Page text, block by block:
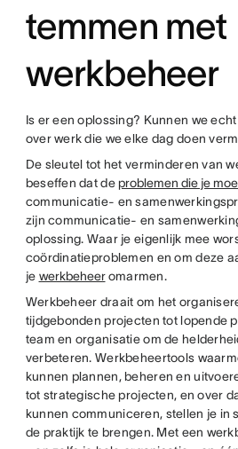
temmen met
werkbeheer
Is er een oplossing? Kunnen we
over werk die we elke dag doen
De sleutel tot het verminderen van
beseffen dat de problemen die je
communicatie- en
zijn communicatie- en
oplossing. Waar je eigenlijk mee
coördinatieproblemen en om deze
je werkbeheeromarmen.
Werkbeheer draait om het
tijdgebonden projecten tot lopende
team en organisatie om de
verbeteren. Werkbeheertools
kunnen plannen, beheren en
tot strategische projecten, en over
kunnen communiceren, stellen je in
de praktijk te brengen. Met een